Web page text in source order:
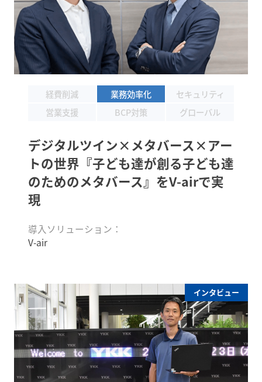
経費削減 業務効率化
セキュリティ
営業支援
BCP対策 グローバル
デジタルツイン×メタバース×アー
トの世界 『子ども達が創る子ども達
のためのメタバース』をV-airで実
現
導入ソリューション：
V-air
インタビュー